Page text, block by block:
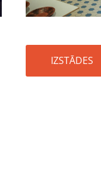
IZSTĀDES